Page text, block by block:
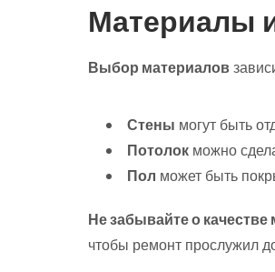
Материалы
Выбор материалов
Стены могут быть
Потолок можно
Пол может быть
Не забывайте о
чтобы ремонт прослужил